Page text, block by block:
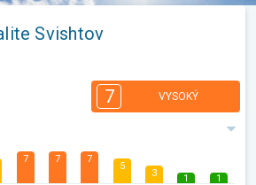
Svishtov
7 VYSOKÝ
7 7 7
5
3 1 1